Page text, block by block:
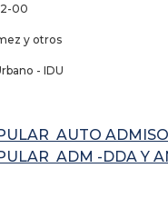
00
y otros
- IDU
AUTO
ADM -DDA Y